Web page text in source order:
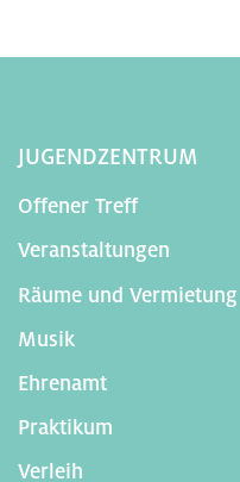
JUGENDZENTRUM
Offener Treff
Veranstaltungen
Räume und Vermietung
Musik
Ehrenamt
Praktikum
Verleih